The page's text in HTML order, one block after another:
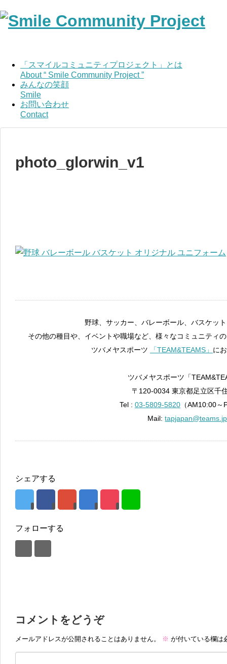
「スマイルコミュニティプロジェクト」とは
About “ Smile Community Project ”
みんなの笑顔
Smile
お問い合わせ
Contact
photo_glorwin_v1
野球、サッカー、バレーボール、バスケッ
その他の種目や、イベントや職場など、様々なコミュニティ
ツバメヤスポーツ
「TEAM&TEAMS」 に
ツバメヤスポーツ「
〒120-0034 東京都足立区千
Tel : 03-5809-5820 （AM10:00
Mail:tapjapan@teams.jp
シェアする
フォローする
コメントをどうぞ
メールアドレスが公開されることはありません。 ※ が付いている欄は